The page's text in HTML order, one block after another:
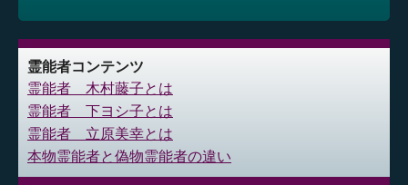
霊能者コンテンツ
霊能者 木村藤子とは
霊能者 下ヨシ子とは
霊能者 立原美幸とは
本物霊能者と偽物霊能者の違い